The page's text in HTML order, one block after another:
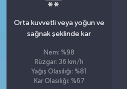
Orta kuvvetli veya yoğun ve
sağnak şeklinde kar
Nem: %98
Rüzgar: 36 km/h
Yağış Olasılığı: %81
Kar Olasılığı: %67